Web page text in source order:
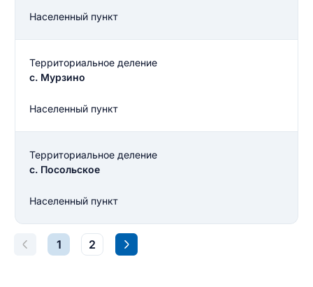
Населенный пункт
Территориальное деление
с. Мурзино
Населенный пункт
Территориальное деление
с. Посольское
Населенный пункт
1 2
Введите свое имя
Введите свой e-mail